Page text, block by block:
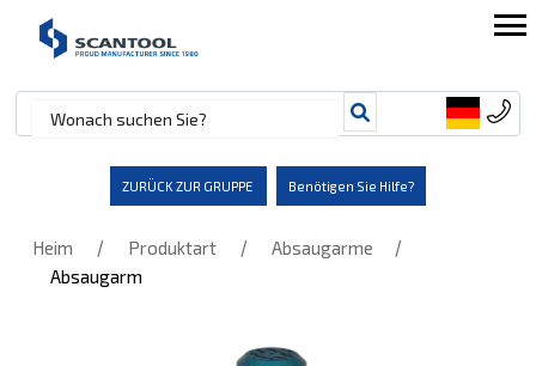
ZURÜCK ZUR GRUPPE Benötigen Sie Hilfe?
Heim / Produktart / Absaugarme /
Absaugarm